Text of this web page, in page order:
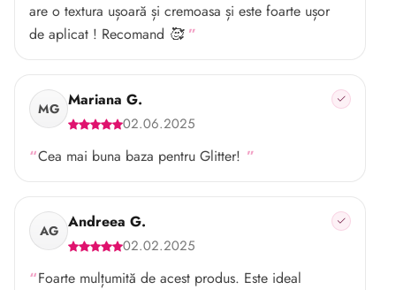
are o textura ușoară și cremoasa și este foarte ușor
de aplicat ! Recomand 🥰
MG Mariana G.
02.06.2025
Cea mai buna baza pentru Glitter!
AG Andreea G.
02.02.2025
Foarte mulțumită de acest produs. Este ideal